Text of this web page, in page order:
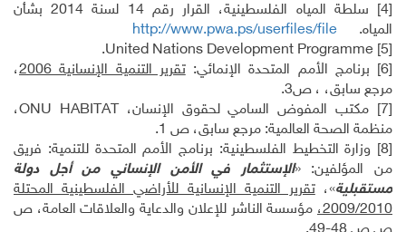
[4]
سلطة المياه الفلسطينية، القرار رقم 14 لسنة 2014 بشأن
المياه.
http://www.pwa.ps/userfiles/file
[5] United Nations Development Programme.
[6] برنامج الأمم المتحدة الإنمائي:تقرير التنمية الإنسانية 2006
،
مرجع سابق، ، ص3.
[7] مكتب المفوض السامي لحقوق الإنسان،ONU HABITAT،
منظمة الصحة العالمية: مرجع سابق، ص 1.
[8] وزارة التخطيط الفلسطينية: برنامج الأمم المتحدة للتنمية: فريق
من المؤلفين: «الإستثمار في الأمن الإنساني من أجل دولة
مستقبلية»،تقرير التنمية الإنسانية للأراضي الفلسطينية المحتلة
2009/2010، مؤسسة الناشر للإعلان والدعاية والعلاقات العامة، ص